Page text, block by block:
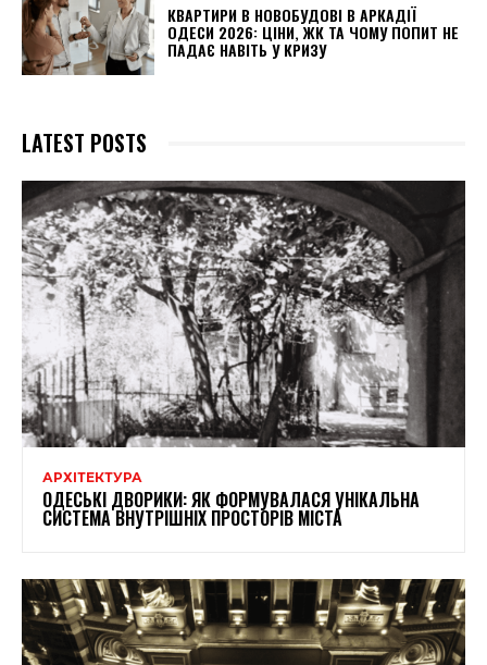
КВАРТИРИ В НОВОБУДОВІ В АРКАДІЇ
ОДЕСИ 2026: ЦІНИ, ЖК ТА ЧОМУ ПОПИТ НЕ
ПАДАЄ НАВІТЬ У КРИЗУ
LATEST POSTS
АРХІТЕКТУРА
ОДЕСЬКІ ДВОРИКИ: ЯК ФОРМУВАЛАСЯ УНІКАЛЬНА
СИСТЕМА ВНУТРІШНІХ ПРОСТОРІВ МІСТА